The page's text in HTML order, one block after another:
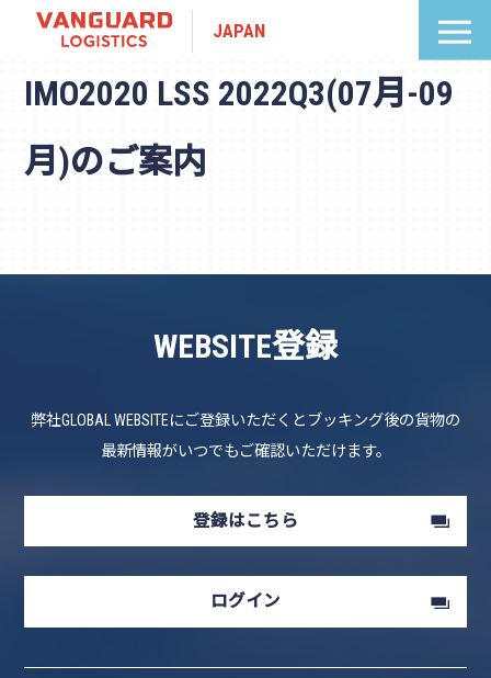
JAPAN
IMO2020 LSS 2022Q3(07月-09
月)のご案内
WEBSITE登録
弊社GLOBAL WEBSITEにご登録いただくとブッキング後の貨物の
最新情報がいつでもご確認いただけます。
登録はこちら
ログイン